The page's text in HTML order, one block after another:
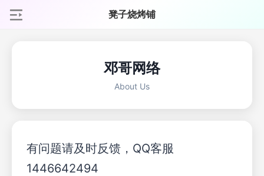
凳子烧烤铺
邓哥网络
About Us
有问题请及时反馈，QQ客服
1446642494